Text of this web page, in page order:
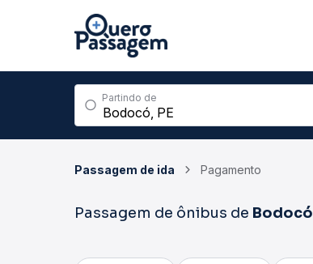
Partindo de
Passagem de ida Pagamento
Passagem de ônibus de Bodocó